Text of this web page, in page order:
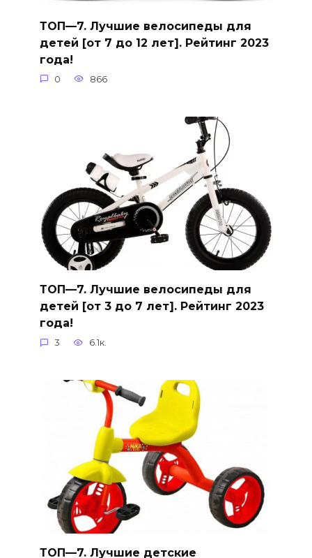
ТОП—7. Лучшие велосипеды для
детей [от 7 до 12 лет]. Рейтинг 2023
года!
0 866
ТОП—7. Лучшие велосипеды для
детей [от 3 до 7 лет]. Рейтинг 2023
года!
3 6.1к.
ТОП—7. Лучшие детские